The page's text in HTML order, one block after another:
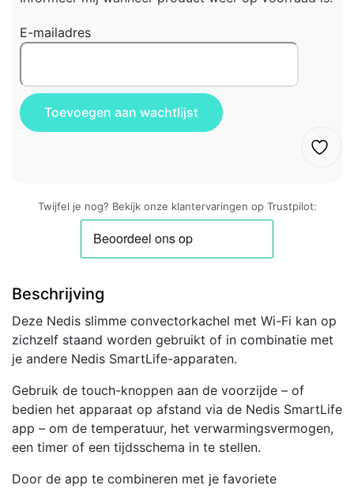
E-mailadres
Twijfel je nog? Bekijk onze klantervaringen op Trustpilot:
Beschrijving
Deze Nedis slimme convectorkachel met Wi-Fi kan op
zichzelf staand worden gebruikt of in combinatie met
je andere Nedis SmartLife-apparaten.
Gebruik de touch-knoppen aan de voorzijde – of
bedien het apparaat op afstand via de Nedis SmartLife
app – om de temperatuur, het verwarmingsvermogen,
een timer of een tijdsschema in te stellen.
Door de app te combineren met je favoriete